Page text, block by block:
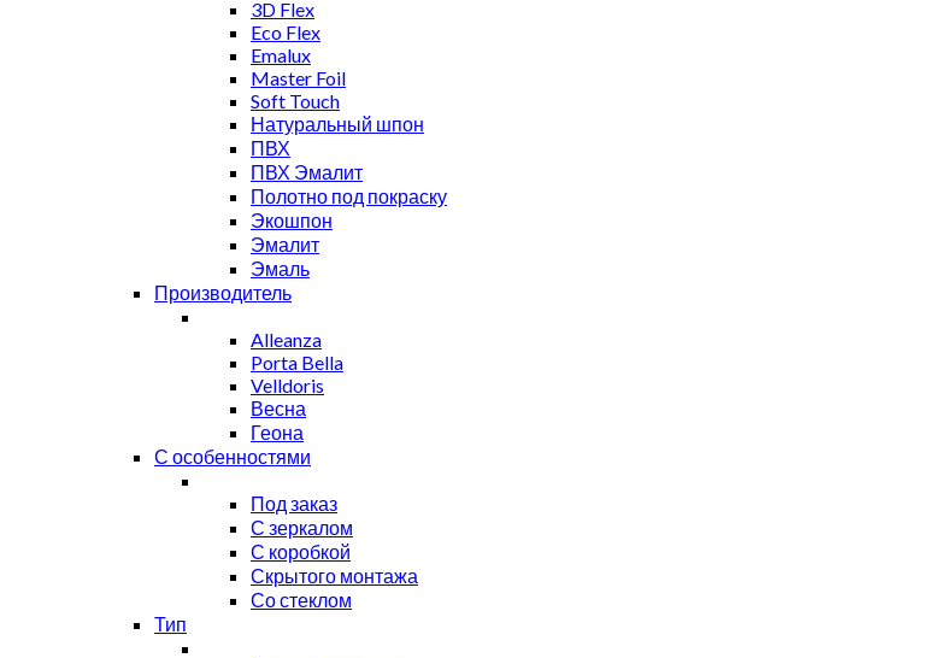
3D Flex
Eco Flex
Emalux
Master Foil
Soft Touch
Натуральный шпон
ПВХ
ПВХ Эмалит
Полотно под покраску
Экошпон
Эмалит
Эмаль
Производитель
Alleanza
Porta Bella
Velldoris
Весна
Геона
С особенностями
Под заказ
С зеркалом
С коробкой
Скрытого монтажа
Со стеклом
Тип